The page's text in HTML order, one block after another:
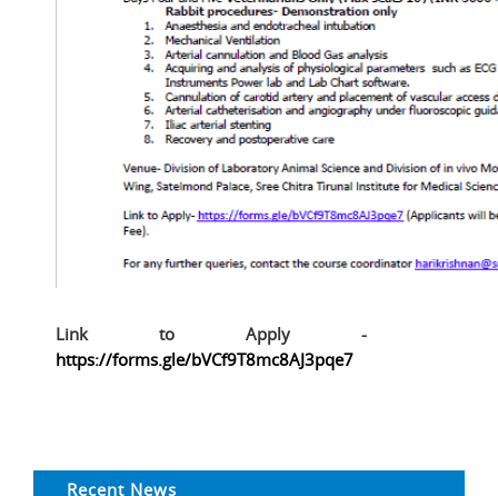
Link to Apply -
https://forms.gle/bVCf9T8mc8AJ3pqe7
Recent News